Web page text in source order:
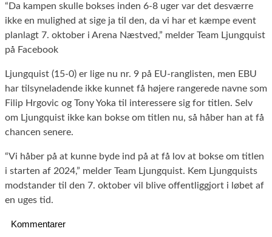
“Da kampen skulle bokses inden 6-8 uger var det desværre
ikke en mulighed at sige ja til den, da vi har et kæmpe event
planlagt 7. oktober i Arena Næstved,” melder Team Ljungquist
på Facebook
Ljungquist (15-0) er lige nu nr. 9 på EU-ranglisten, men EBU
har tilsyneladende ikke kunnet få højere rangerede navne som
Filip Hrgovic og Tony Yoka til interessere sig for titlen. Selv
om Ljungquist ikke kan bokse om titlen nu, så håber han at få
chancen senere.
“Vi håber på at kunne byde ind på at få lov at bokse om titlen
i starten af 2024,” melder Team Ljungquist. Kem Ljungquists
modstander til den 7. oktober vil blive offentliggjort i løbet af
en uges tid.
Kommentarer